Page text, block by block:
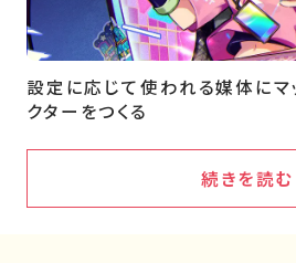
設定に応じて使われる媒体にマ
クターをつくる
続きを読む